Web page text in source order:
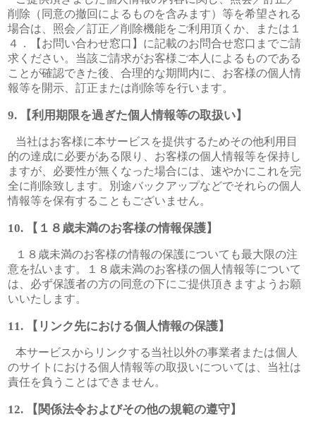
削除（同意の撤回によるものを含みます）等を希望される
場合は、照会／訂正／削除機能をご利用頂くか、または１
４．【お問い合わせ窓口】に記載のお問合せ窓口までご請
求ください。当該ご請求がお客様ご本人によるものである
ことが確認できた後、合理的な期間内に、お客様の個人情
報等を開示、訂正または削除等を行います。
【利用期限を過ぎた個人情報等の取扱い】
当社はお客様に本サービスを提供するためその他利用目
的の達成に必要がある限り、お客様の個人情報等を保持し
ますが、必要性が無くなった場合には、速やかにこれを完
全に削除致します。別途バックアップなどでそれらの個人
情報等を保有することもございません。
【１８歳未満のお客様の情報保護】
１８歳未満のお客様の情報の保護についても最大限の注
意を払います。１８歳未満のお客様の個人情報等について
は、必ず保護者の方の同意の下にご提供頂きますようお願
いいたします。
【リンク先における個人情報の保護】
本サービスからリンクする当社以外の事業者または個人
のサイトにおける個人情報等の取扱いについては、当社は
責任を負うことはできません。
【関係法令およびその他の規範の遵守】